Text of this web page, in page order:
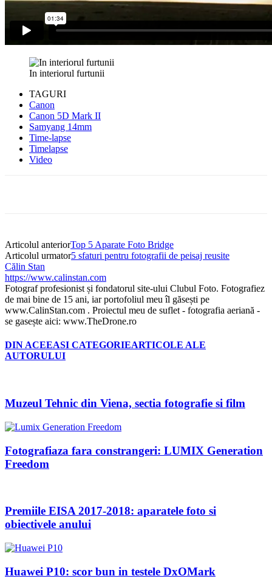
In interiorul furtunii
TAGURI
Canon
Canon 5D Mark II
Samyang 14mm
Time-lapse
Timelapse
Video
Articolul anteriorTop 5 Aparate Foto Bridge
Articolul urmator5 sfaturi pentru fotografii de peisaj reusite
Călin Stan
https://www.calinstan.com
Fotograf profesionist și fondatorul site-ului Clubul Foto. Fotografiez
de mai bine de 15 ani, iar portofoliul meu îl găsești pe
www.CalinStan.com . Proiectul meu de suflet - fotografia aeriană -
se gasește aici: www.TheDrone.ro
DIN ACEEASI CATEGORIEARTICOLE ALE
AUTORULUI
Muzeul Tehnic din Viena, sectia fotografie si film
Fotografiaza fara constrangeri: LUMIX Generation
Freedom
Premiile EISA 2017-2018: aparatele foto si
obiectivele anului
Huawei P10: scor bun in testele DxOMark